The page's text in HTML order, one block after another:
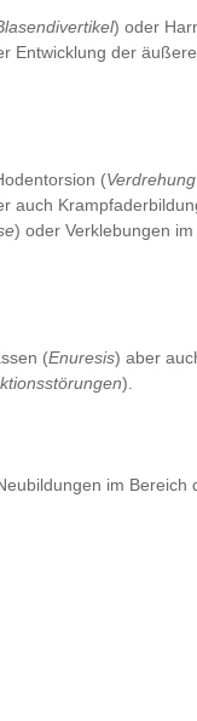
) oder
Entwicklung der
(
auch
) oder Verklebungen
(Enuresis) aber
).
im Bereich